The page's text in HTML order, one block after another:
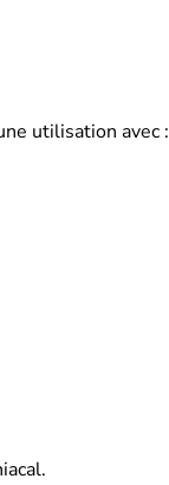
utilisation avec :